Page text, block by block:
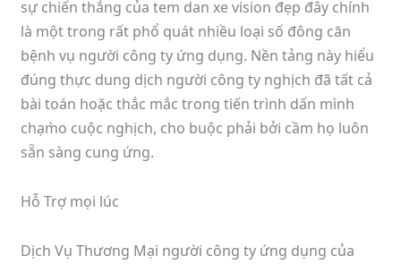
sự chiến thắng của tem dan xe vision đẹp đây chính
là một trong rất phổ quát nhiều loại số đông căn
bệnh vụ người công ty ứng dụng. Nền tảng này hiểu
đúng thực dung dịch người công ty nghịch đã tất cả
bài toán hoặc thắc mắc trong tiến trình dấn mình
chạm̀o cuộc nghịch, cho buộc phải bởi cầm họ luôn
sẵn sàng cung ứng.
Hỗ Trợ mọi lúc
Dịch Vụ Thương Mại người công ty ứng dụng của